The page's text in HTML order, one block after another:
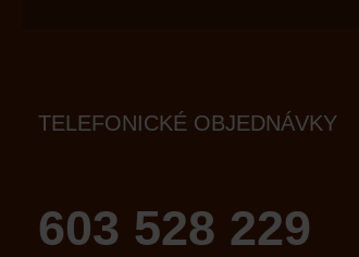
TELEFONICKÉ OBJEDNÁVKY
603 528 229